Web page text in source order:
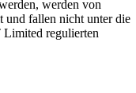
werden von
und fallen nicht unter die
regulierten